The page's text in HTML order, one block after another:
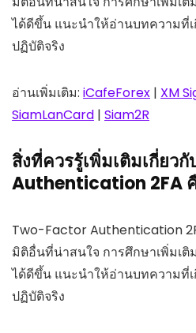
ได้ดีขึ้น แนะนำให้อ่านบทความที่เ
ปฏิบัติจริง
อ่านเพิ่มเติม: iCafeForex | XM
SiamLanCard | Siam2R
สิ่งที่ควรรู้เพิ่มเติมเกี่ย
Authentication 2FA คื
Two-Factor Authentication
มิติอื่นที่น่าสนใจ การศึกษาเพิ่มเติ
ได้ดีขึ้น แนะนำให้อ่านบทความที่เ
ปฏิบัติจริง